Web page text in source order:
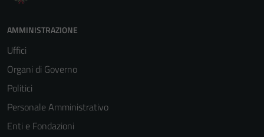
AMMINISTRAZIONE
Uffici
Organi di Governo
Politici
Personale Amministrativo
Enti e Fondazioni